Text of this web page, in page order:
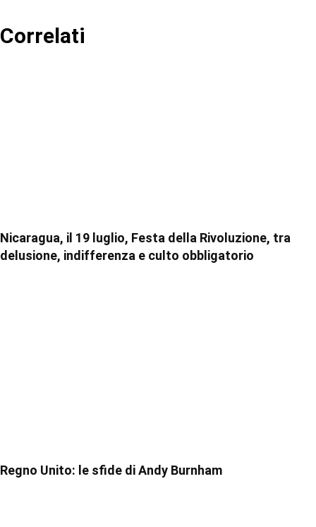
Correlati
Nicaragua, il 19 luglio, Festa della Rivoluzione, tra
delusione, indifferenza e culto obbligatorio
Regno Unito: le sfide di Andy Burnham